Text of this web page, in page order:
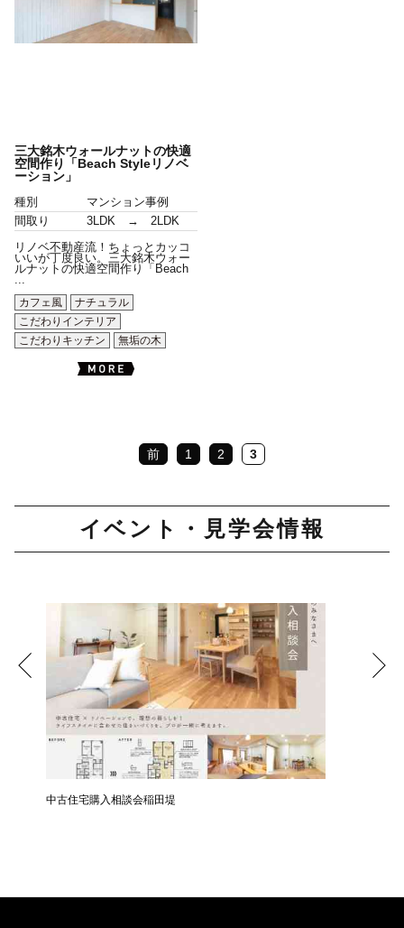
三大銘木ウォールナットの快適
空間作り「Beach Styleリノベ
ーション」
種別
マンション事例
間取り
3LDK → 2LDK
リノベ不動産流！ちょっとカッコ
いいが丁度良い。三大銘木ウォー
ルナットの快適空間作り「Beach
...
カフェ風
ナチュラル
こだわりインテリア
こだわりキッチン
無垢の木
前 1 2 3
イベント・見学会情報
中古住宅購入相談会稲田堤